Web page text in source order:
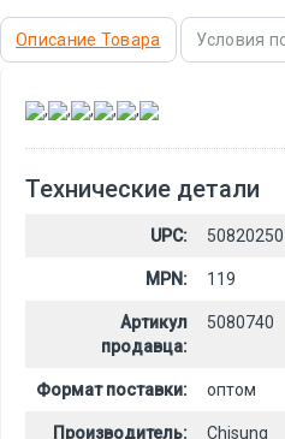
Описание Товара Условия
, , , , ,
Технические детали
UPC:
MPN: 119
Артикул
продавца:
5080740
Формат поставки: оптом
Производитель: